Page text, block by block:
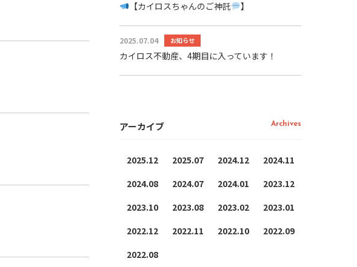
【カイロスちゃんのご神託 】
2025.07.04 お知らせ
カイロス不動産、4期目に入っています！
アーカイブ Archives
2025.12 2025.07 2024.12
2024.11
2024.08
2024.07 2024.01
2023.12
2023.10
2023.08 2023.02
2023.01
2022.12
2022.11 2022.10
2022.09
2022.08